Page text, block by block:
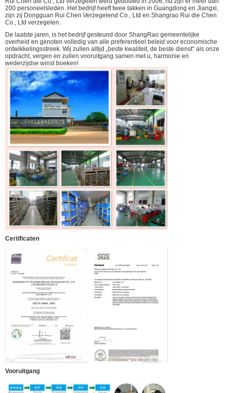
200 personeelsleden. Het bedrijf heeft twee takken in Guangdong en Jiangxi,
zijn zij Dongguan Rui Chen Verzegelend Co., Ltd en Shangrao Rui die Chen
Co., Ltd verzegelen.
De laatste jaren, is het bedrijf gesteund door ShangRao gemeentelijke
overheid en genoten volledig van alle preferentieel beleid voor economische
ontwikkelingsstreek. Wij zullen altijd „beste kwaliteit, de beste dienst“ als onze
opdracht, vergen en zullen vooruitgang samen met u, harmonie en
wederzijdse winst boeken!
Certificaten
Vooruitgang